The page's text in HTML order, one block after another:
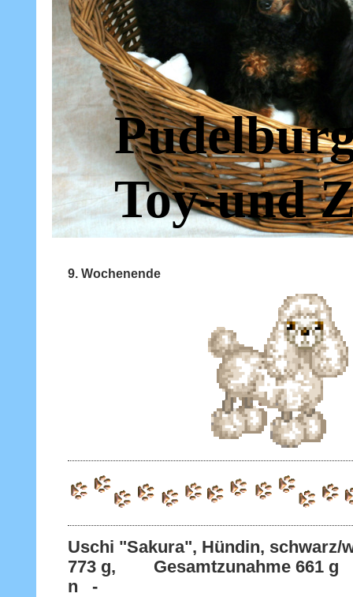
Toy-und
9. Wochenende
Uschi "Sakura", Hündin, schwarz/
773 g, Gesamtzunahme 661
n -